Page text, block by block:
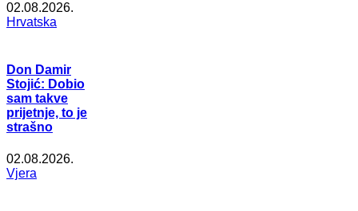
02.08.2026.
Hrvatska
Don Damir
Stojić: Dobio
sam takve
prijetnje, to je
strašno
02.08.2026.
Vjera